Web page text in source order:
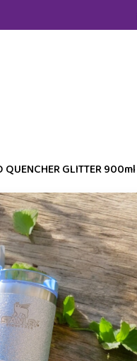
QUENCHER GLITTER 900ml